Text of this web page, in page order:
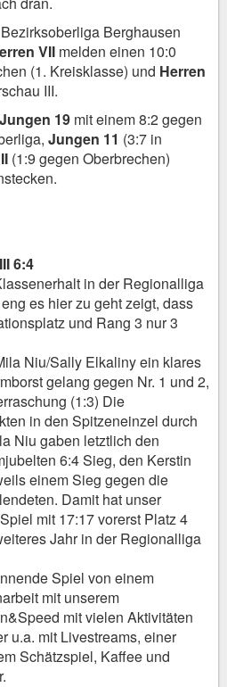
Berghausen
VII melden einen 10:0
(1. Kreisklasse) und Herren
III.
Jungen 19 mit einem 8:2 gegen
Jungen 11 (3:7 in
(1:9 gegen Oberbrechen)
6:4
in der Regionalliga
es hier zu geht zeigt, dass
und Rang 3 nur 3
Niu/Sally Elkaliny ein klares
gelang gegen Nr. 1 und 2,
(1:3) Die
in den Spitzeneinzel durch
Niu gaben letztlich den
6:4 Sieg, den Kerstin
einem Sieg gegen die
Damit hat unser
mit 17:17 vorerst Platz 4
Jahr in der Regionalliga
Spiel von einem
mit unserem
mit vielen Aktivitäten
u.a. mit Livestreams, einer
Schätzspiel, Kaffee und